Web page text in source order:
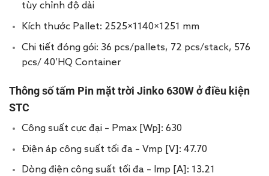
tùy chỉnh độ dài
Kích thước Pallet: 2525×1140×1251 mm
Chi tiết đóng gói: 36 pcs/pallets, 72 pcs/stack, 576
pcs/ 40’HQ Container
Thông số tấm Pin mặt trời Jinko 630W ở điều kiện
STC
Công suất cực đại – Pmax [Wp]: 630
Điện áp công suất tối đa – Vmp [V]: 47.70
Dòng điện công suất tối đa – Imp [A]: 13.21